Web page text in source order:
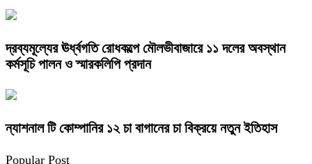
দ্রব্যমূল্যের ঊর্ধ্বগতি রোধকল্পে মৌলভীবাজারে ১১ দলের অবস্থান
কর্মসূচি পালন ও স্মারকলিপি প্রদান
ন্যাশনাল টি কোম্পানির ১২ চা বাগানের চা বিক্রয়ে নতুন ইতিহাস
Popular Post